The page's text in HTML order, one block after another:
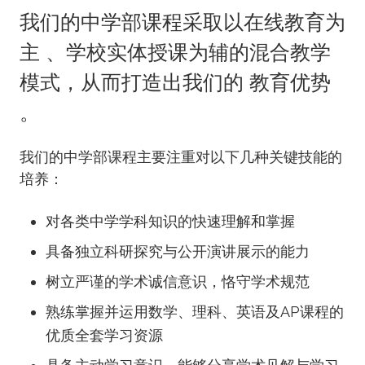
我们的中学部课程采取以在线教育为
主 、学校实体授课为辅的混合教学
模式，从而打造出我们的 教育优势
。
我们的中学部课程主要注重对以下几种关键技能的
培养：
对各类中学学科知识的快速理解和掌握
具备独立科研探究与公开演讲展示的能力
树立严谨的学术诚信意识，恪守学术规范
熟练掌握并运用数学、理科、英语及AP课程的
优质全套学习资源